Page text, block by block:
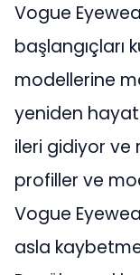
Vogue
başlangıçları
modellerine
yeniden hayat
ileri gidiyor ve
profiller ve
Vogue
asla